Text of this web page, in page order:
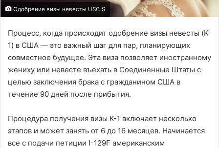
Одобрение визы невесты USCIS
Процесс, когда происходит одобрение визы невесты (K-
1) в США — это важный шаг для пар, планирующих
совместное будущее. Эта виза позволяет иностранному
жениху или невесте въехать в Соединенные Штаты с
целью заключения брака с гражданином США в
течение 90 дней после прибытия.
Процедура получения визы K-1 включает несколько
этапов и может занять от 6 до 16 месяцев. Начинается
все с подачи петиции I-129F американским